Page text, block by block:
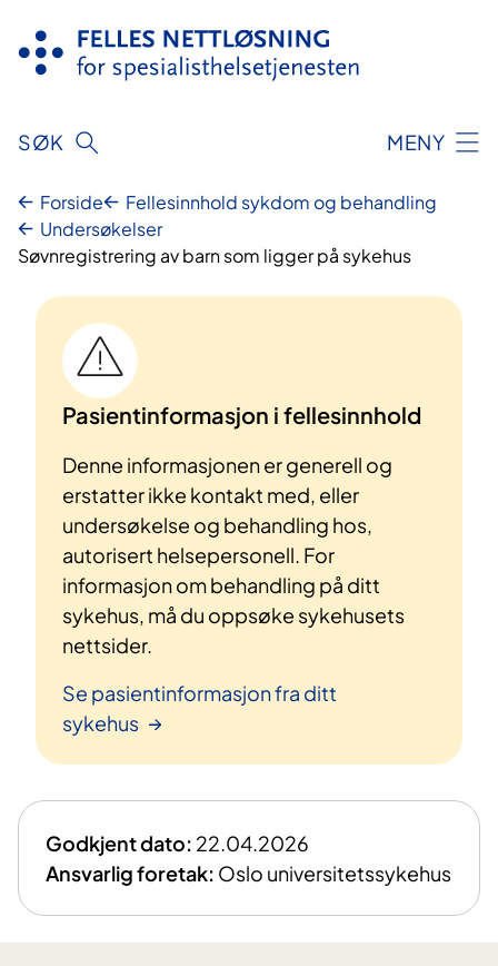
innhold
SØK MENY
Forside
Fellesinnhold sykdom og behandling
Undersøkelser
Søvnregistrering av barn som ligger på sykehus
Pasientinformasjon i fellesinnhold
Denne informasjonen er generell og
erstatter ikke kontakt med, eller
undersøkelse og behandling hos,
autorisert helsepersonell. For
informasjon om behandling på ditt
sykehus, må du oppsøke sykehusets
nettsider.
Se pasientinformasjon fra ditt
sykehus
Godkjent dato: 22.04.2026
Ansvarlig foretak: Oslo universitetssykehus